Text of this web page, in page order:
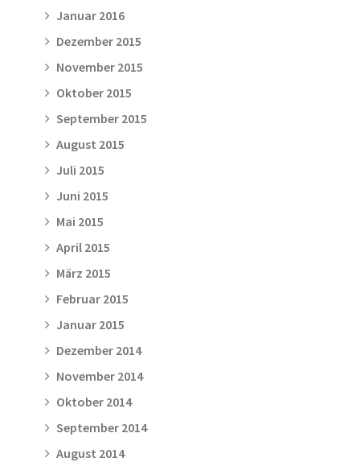
Januar 2016
Dezember 2015
November 2015
Oktober 2015
September 2015
August 2015
Juli 2015
Juni 2015
Mai 2015
April 2015
März 2015
Februar 2015
Januar 2015
Dezember 2014
November 2014
Oktober 2014
September 2014
August 2014